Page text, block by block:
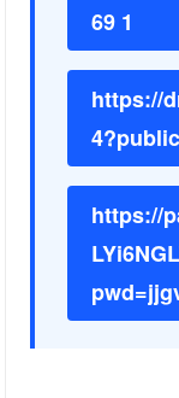
69 1
https://
https://